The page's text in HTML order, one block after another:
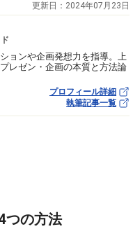
更新日： 2024年07月23日
ョンや企画発想力を指導。上
レゼン・企画の本質と方法論
プロフィール詳細
執筆記事一覧
つの方法